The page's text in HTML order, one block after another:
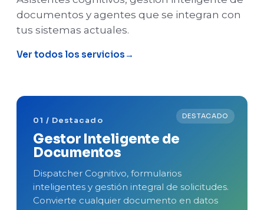
documentos y agentes que se integran con
tus sistemas actuales.
Ver todos los servicios
01 / Destacado
Gestor Inteligente de
Documentos
Dispatcher Cognitivo, formularios
inteligentes y gestión integral de solicitudes.
Convierte cualquier documento en datos